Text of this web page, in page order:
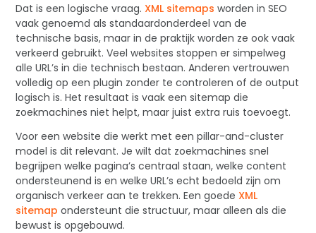
Dat is een logische vraag. XML sitemaps worden in SEO
vaak genoemd als standaardonderdeel van de
technische basis, maar in de praktijk worden ze ook vaak
verkeerd gebruikt. Veel websites stoppen er simpelweg
alle URL’s in die technisch bestaan. Anderen vertrouwen
volledig op een plugin zonder te controleren of de output
logisch is. Het resultaat is vaak een sitemap die
zoekmachines niet helpt, maar juist extra ruis toevoegt.
Voor een website die werkt met een pillar-and-cluster
model is dit relevant. Je wilt dat zoekmachines snel
begrijpen welke pagina’s centraal staan, welke content
ondersteunend is en welke URL’s echt bedoeld zijn om
organisch verkeer aan te trekken. Een goede XML
sitemap ondersteunt die structuur, maar alleen als die
bewust is opgebouwd.